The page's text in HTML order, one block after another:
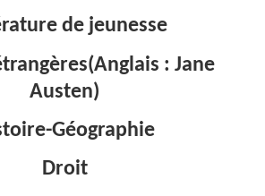
de jeunesse
: Jane
Austen)
Géographie
Droit